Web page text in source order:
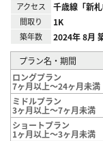
アクセス 千歳線「新
間取り 1K
築年数 2024年 8月
プラン名・期間
ロングプラン
7ヶ月以上～24ヶ月未満
ミドルプラン
3ヶ月以上～7ヶ月未満
ショートプラン
1ヶ月以上～3ヶ月未満